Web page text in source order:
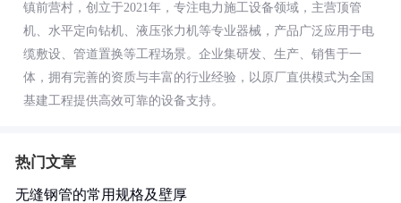
镇前营村，创立于2021年，专注电力施工设备领域，主营顶管
机、水平定向钻机、液压张力机等专业器械，产品广泛应用于电
缆敷设、管道置换等工程场景。企业集研发、生产、销售于一
体，拥有完善的资质与丰富的行业经验，以原厂直供模式为全国
基建工程提供高效可靠的设备支持。
热门文章
无缝钢管的常用规格及壁厚